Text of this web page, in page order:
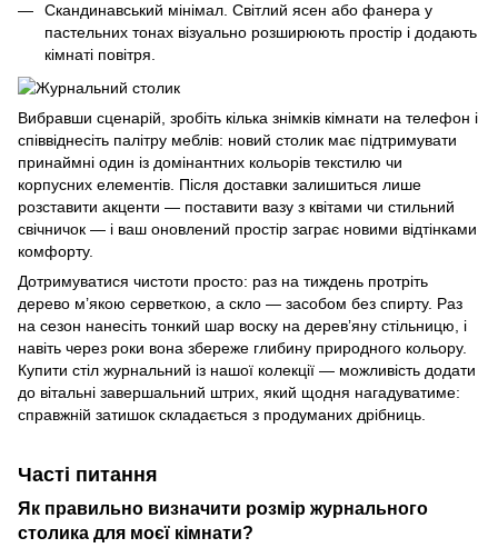
Скандинавський мінімал. Світлий ясен або фанера у
пастельних тонах візуально розширюють простір і додають
кімнаті повітря.
Вибравши сценарій, зробіть кілька знімків кімнати на телефон і
співвіднесіть палітру меблів: новий столик має підтримувати
принаймні один із домінантних кольорів текстилю чи
корпусних елементів. Після доставки залишиться лише
розставити акценти — поставити вазу з квітами чи стильний
свічничок — і ваш оновлений простір заграє новими відтінками
комфорту.
Дотримуватися чистоти просто: раз на тиждень протріть
дерево м’якою серветкою, а скло — засобом без спирту. Раз
на сезон нанесіть тонкий шар воску на дерев’яну стільницю, і
навіть через роки вона збереже глибину природного кольору.
Купити стіл журнальний із нашої колекції — можливість додати
до вітальні завершальний штрих, який щодня нагадуватиме:
справжній затишок складається з продуманих дрібниць.
Часті питання
Як правильно визначити розмір журнального
столика для моєї кімнати?